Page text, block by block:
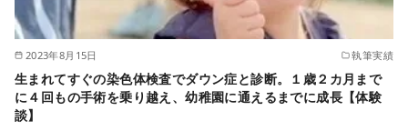
2023年8月15日 執筆実績
生まれてすぐの染色体検査でダウン症と診断。１歳２カ月まで
に４回もの手術を乗り越え、幼稚園に通えるまでに成長【体験
談】